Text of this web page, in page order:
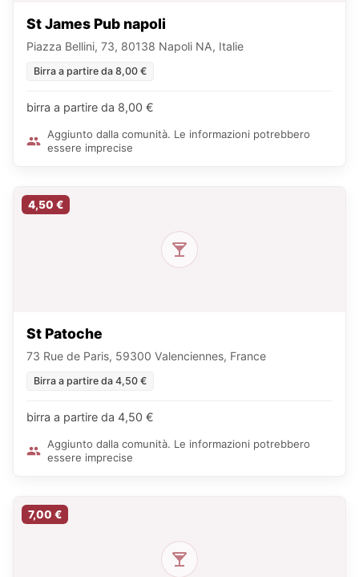
St James Pub napoli
Piazza Bellini, 73, 80138 Napoli NA, Italie
Birra a partire da 8,00 €
birra a partire da 8,00 €
Aggiunto dalla comunità. Le informazioni potrebbero
essere imprecise
4,50 €
St Patoche
73 Rue de Paris, 59300 Valenciennes, France
Birra a partire da 4,50 €
birra a partire da 4,50 €
Aggiunto dalla comunità. Le informazioni potrebbero
essere imprecise
7,00 €